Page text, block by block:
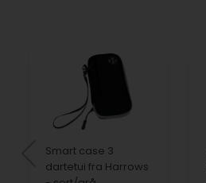
Smart case 3
dartetui fra Harrows